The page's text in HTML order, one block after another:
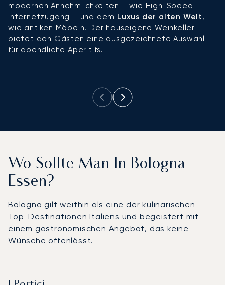
modernen Annehmlichkeiten – wie High-Speed-
Internetzugang – und dem Luxus der alten Welt,
wie antiken Möbeln. Der hauseigene Weinkeller
bietet den Gästen eine ausgezeichnete Auswahl
für abendliche Aperitifs.
Wo Sollte Man In Bologna
Essen?
Bologna gilt weithin als eine der kulinarischen
Top-Destinationen Italiens und begeistert mit
einem gastronomischen Angebot, das keine
Wünsche offenlässt.